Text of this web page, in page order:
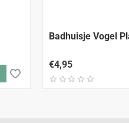
Badhuisje Vogel
€4,95